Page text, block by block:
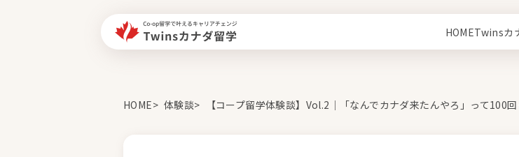
HOMETwinsカ
HOME 体験談 【コープ留学体験談】Vol.2｜「なんでカナダ来たんやろ」って100